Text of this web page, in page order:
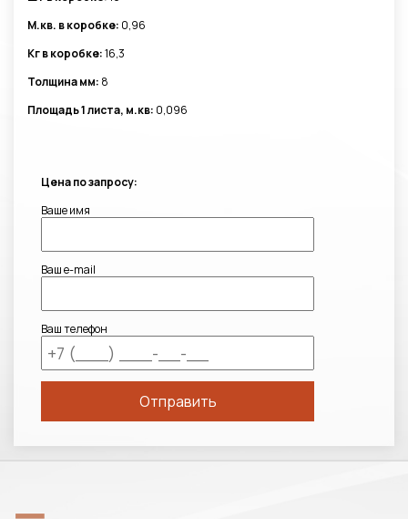
М.кв. в коробке: 0,96
Кг в коробке:16,3
Толщина мм: 8
Площадь 1 листа, м.кв: 0,096
Цена по запросу:
Ваше имя
Ваш e-mail
Ваш телефон